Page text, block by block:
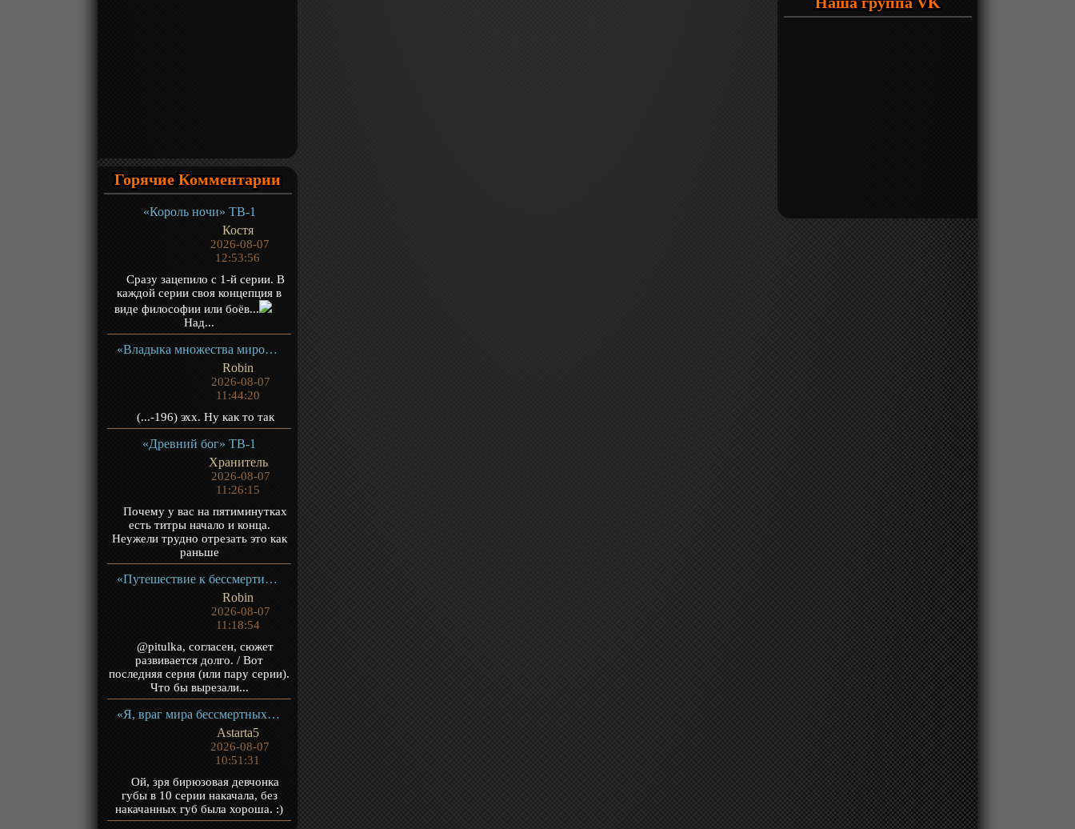
Горячие Комментарии
«Король ночи» ТВ-1
Костя
2026-08-07
12:53:56
Сразу зацепило с 1-й серии. В
каждой серии своя концепция в
виде философии или боёв...
Над...
«Владыка множества миров 3» ТВ-3
Robin
2026-08-07
11:44:20
(...-196) эхх. Ну как то так
«Древний бог» ТВ-1
Хранитель
2026-08-07
11:26:15
Почему у вас на пятиминутках
есть титры начало и конца.
Неужели трудно отрезать это как
раньше
«Путешествие к бессмертию 5» ТВ-5
Robin
2026-08-07
11:18:54
@pitulka, согласен, сюжет
развивается долго. / Вот
последняя серия (или пару серии).
Что бы вырезали...
«Я, враг мира бессмертных» ТВ-1
Astarta5
2026-08-07
10:51:31
Ой, зря бирюзовая девчонка
губы в 10 серии накачала, без
накачанных губ была хороша. :)